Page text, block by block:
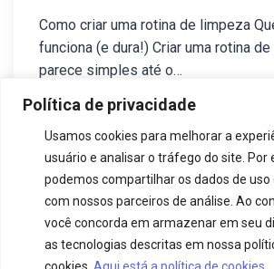
Política de privacidade
Usamos cookies para melhorar a
usuário e analisar o tráfego do site. Por
podemos compartilhar os dados de uso
com nossos parceiros de análise. Ao
você concorda em armazenar em seu
as tecnologias descritas em nossa
cookies. Aqui está a política de cookies
Como criar uma rotina de limpeza
funciona (e dura!) Criar uma rotina
parece simples até o…
9 de dezembro de 2025
OLDER POSTS